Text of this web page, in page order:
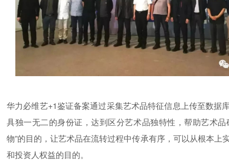
华力必维艺+1鉴证备案通过采集艺术品特征信息上传至数据
具独一无二的身份证，达到区分艺术品独特性，帮助艺术品
物”的目的，让艺术品在流转过程中传承有序，可以从根本上
和投资人权益的目的。